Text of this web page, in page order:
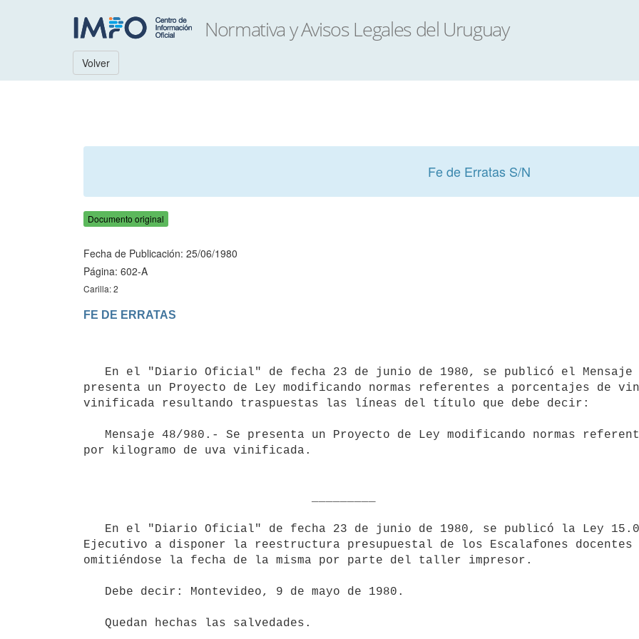
Volver
Fe de Erratas S/N
Documento original
Fecha de Publicación: 25/06/1980
Página: 602-A
Carilla: 2
FE DE ERRATAS
presenta un Proyecto de Ley modificando normas referentes a porcentajes de
vinificada resultando traspuestas las líneas del título que debe decir:
por kilogramo de uva vinificada.
Ejecutivo a disponer la reestructura presupuestal de los Escalafones docentes
omitiéndose la fecha de la misma por parte del taller impresor.
   Quedan hechas las salvedades.